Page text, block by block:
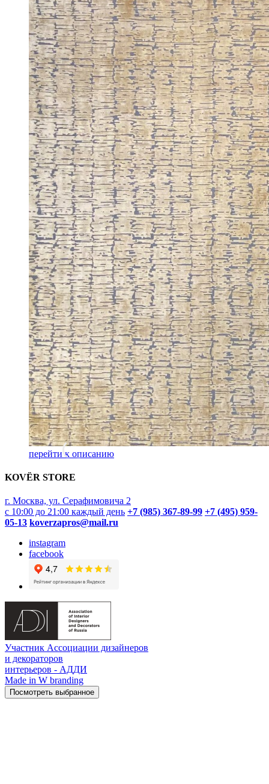
перейти к описанию
KOVËR STORE
г. Москва, ул. Серафимовича 2
с 10:00 до 21:00 каждый день +7 (985) 367-89-99 +7 (495) 959-
05-13 koverzapros@mail.ru
instagram
facebook
Участник Ассоциации дизайнеров
и декораторов
интерьеров - АДДИ
Made in W branding
Посмотреть выбранное